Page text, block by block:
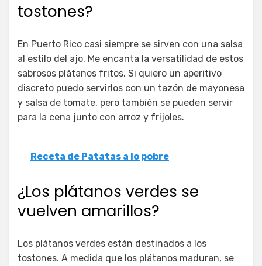
tostones?
En Puerto Rico casi siempre se sirven con una salsa
al estilo del ajo. Me encanta la versatilidad de estos
sabrosos plátanos fritos. Si quiero un aperitivo
discreto puedo servirlos con un tazón de mayonesa
y salsa de tomate, pero también se pueden servir
para la cena junto con arroz y frijoles.
Receta de Patatas a lo pobre
¿Los plátanos verdes se
vuelven amarillos?
Los plátanos verdes están destinados a los
tostones. A medida que los plátanos maduran, se